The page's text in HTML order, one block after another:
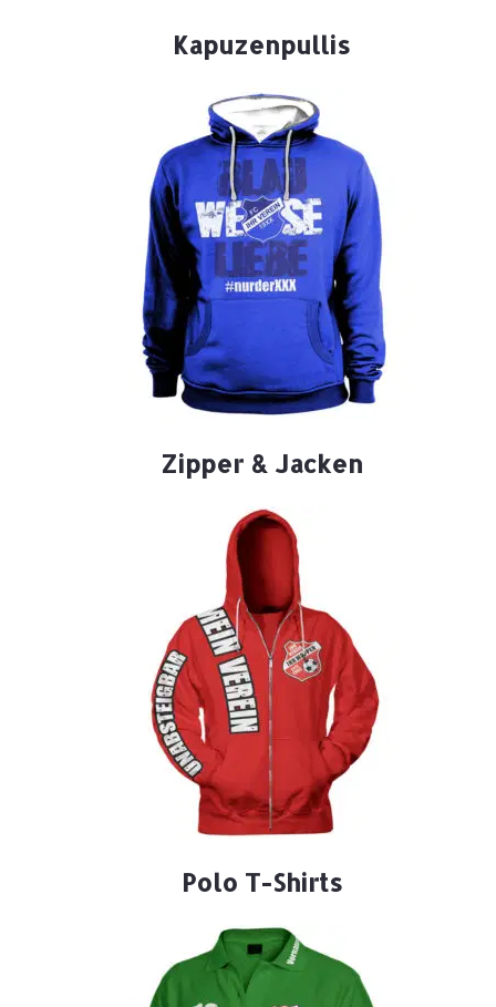
Kapuzenpullis
Zipper & Jacken
Polo T-Shirts